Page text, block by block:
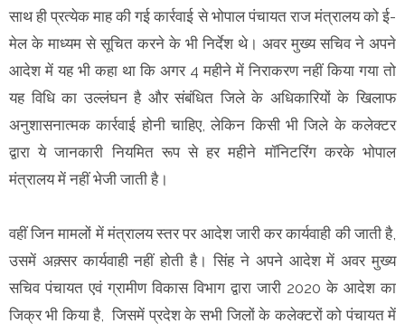
साथ ही प्रत्येक माह की गई कार्रवाई से भोपाल पंचायत राज मंत्रालय को ई-
मेल के माध्यम से सूचित करने के भी निर्देश थे। अवर मुख्य सचिव ने अपने
आदेश में यह भी कहा था कि अगर 4 महीने में निराकरण नहीं किया गया तो
यह विधि का उल्लंघन है और संबंधित जिले के अधिकारियों के खिलाफ
अनुशासनात्मक कार्रवाई होनी चाहिए, लेकिन किसी भी जिले के कलेक्टर
द्वारा ये जानकारी नियमित रूप से हर महीने मॉनिटरिंग करके भोपाल
मंत्रालय में नहीं भेजी जाती है।
वहीं जिन मामलों में मंत्रालय स्तर पर आदेश जारी कर कार्यवाही की जाती है,
उसमें अक़्सर कार्यवाही नहीं होती है। सिंह ने अपने आदेश में अवर मुख्य
सचिव पंचायत एवं ग्रामीण विकास विभाग द्वारा जारी 2020 के आदेश का
जिक्र भी किया है, जिसमें प्रदेश के सभी जिलों के कलेक्टरों को पंचायत में